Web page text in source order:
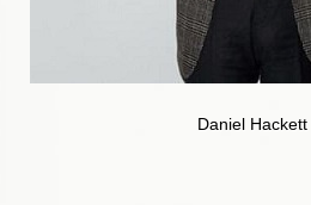
Daniel